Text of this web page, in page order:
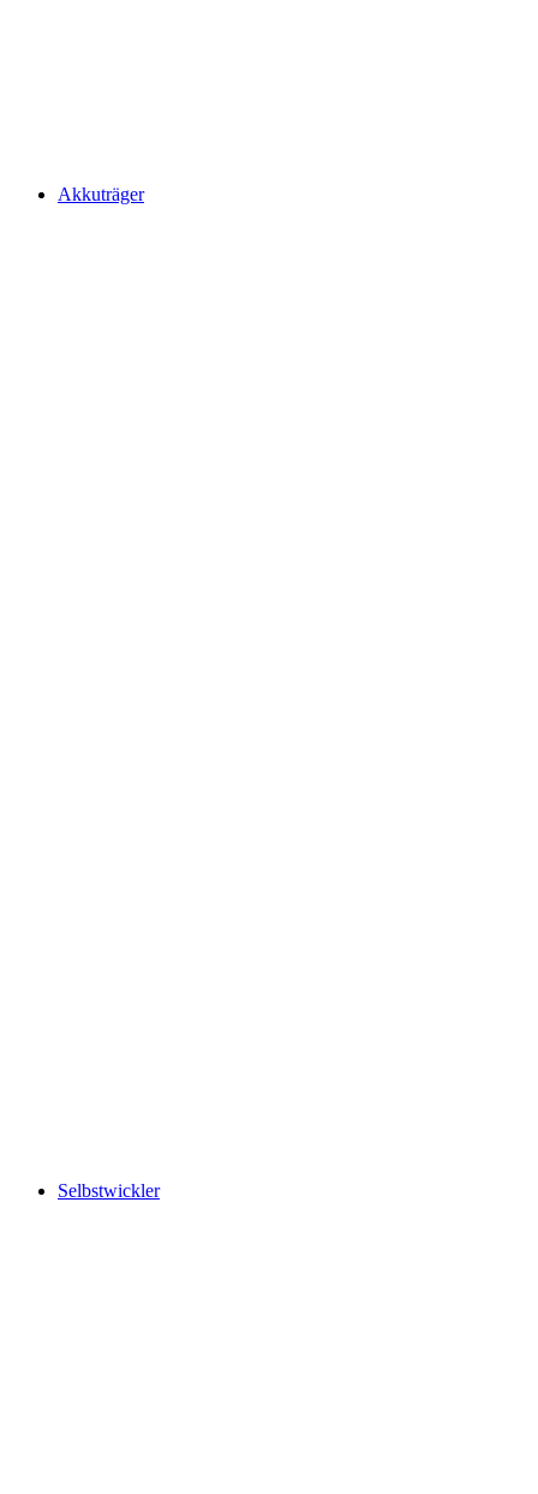
Akkuträger
Selbstwickler